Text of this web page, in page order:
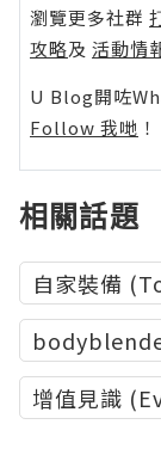
瀏覽更多社群
攻略及 活動情
U Blog開咗
Follow 我哋 ！
相關話題
自家裝備
增值見識